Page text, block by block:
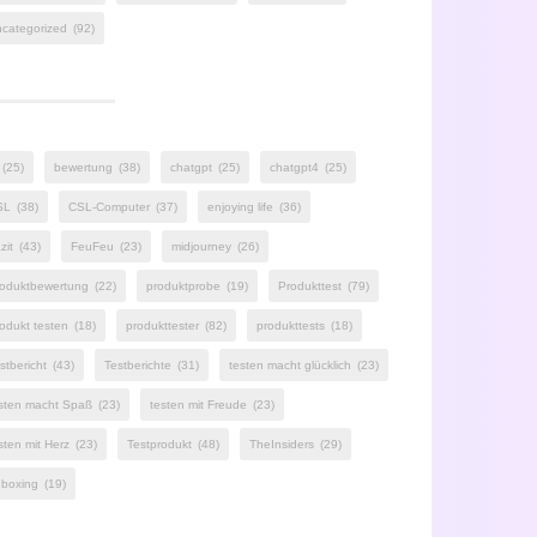
(92)
(25) bewertung (38) chatgpt (25) chatgpt4 (25)
(38) CSL-Computer (37) enjoying life (36)
(43) FeuFeu (23) midjourney (26)
(22) produktprobe (19) Produkttest (79)
testen (18) produkttester (82) produkttests (18)
(43) Testberichte (31) testen macht glücklich (23)
macht Spaß (23) testen mit Freude (23)
mit Herz (23) Testprodukt (48) TheInsiders (29)
(19)